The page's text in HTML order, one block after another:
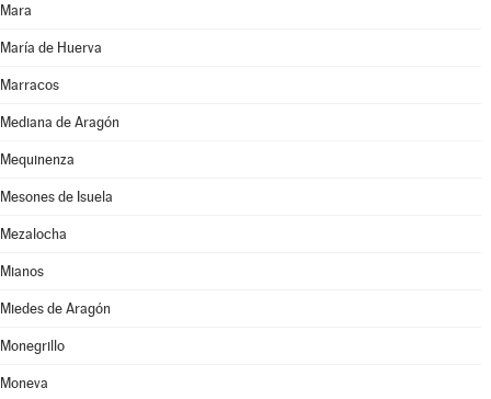
Mara
María de Huerva
Marracos
Mediana de Aragón
Mequinenza
Mesones de Isuela
Mezalocha
Mianos
Miedes de Aragón
Monegrillo
Moneva